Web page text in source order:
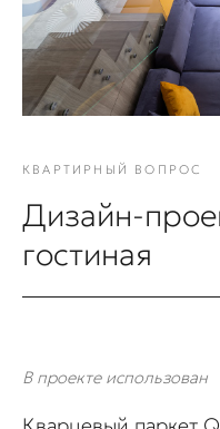
КВАРТИРНЫЙ ВОПРОС
Дизайн-
гостиная
В проекте использован